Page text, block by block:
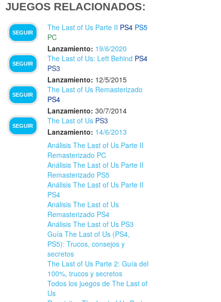
JUEGOS RELACIONADOS:
SEGUIR
The Last of Us Parte II PS4 PS5
PC
Lanzamiento: 19/6/2020
SEGUIR
The Last of Us: Left Behind PS4
PS3
Lanzamiento: 12/5/2015
SEGUIR
The Last of Us Remasterizado
PS4
Lanzamiento: 30/7/2014
SEGUIR
The Last of Us PS3
Lanzamiento: 14/6/2013
Análisis The Last of Us Parte II
Remasterizado PC
Análisis The Last of Us Parte II
Remasterizado PS5
Análisis The Last of Us Parte II
PS4
Análisis The Last of Us
Remasterizado PS4
Análisis The Last of Us PS3
Guía The Last of Us (PS4,
PS5): Trucos, consejos y
secretos
The Last of Us Parte 2: Guía del
100%, trucos y secretos
Todos los juegos de The Last of
Us